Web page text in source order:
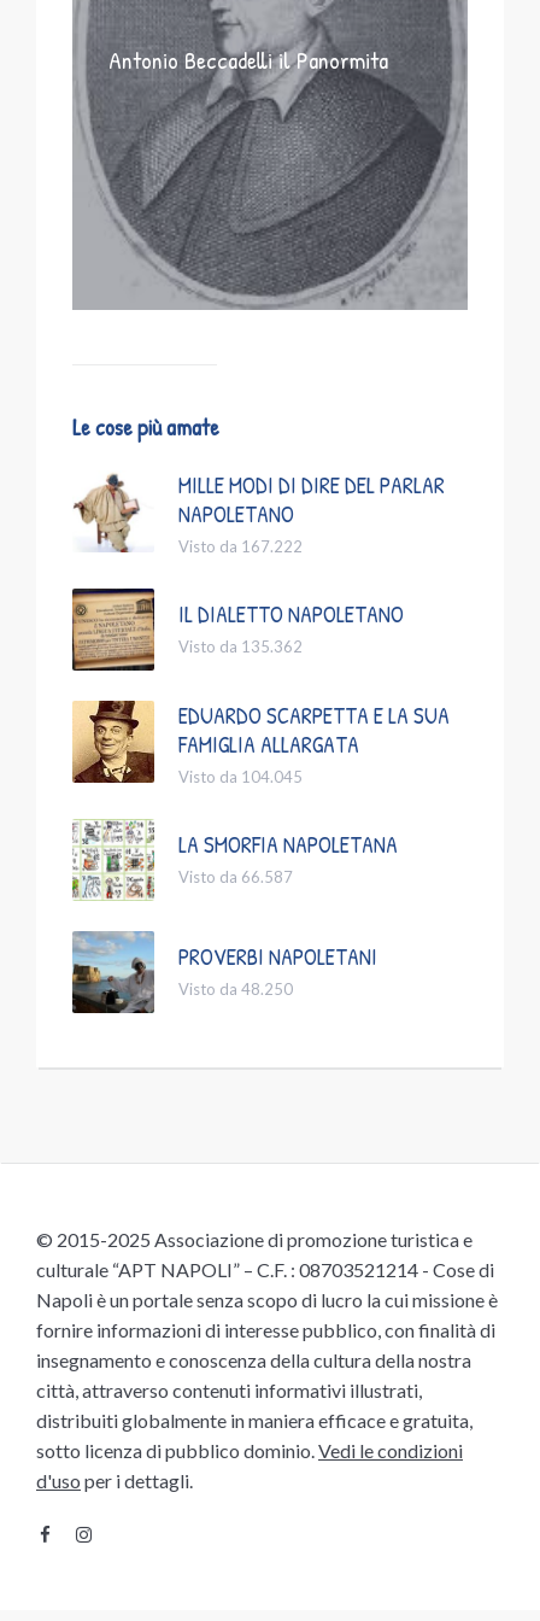
Antonio Beccadelli il Panormita
Le cose più amate
MILLE MODI DI DIRE DEL PARLAR
NAPOLETANO
Visto da 167.222
IL DIALETTO NAPOLETANO
Visto da 135.362
EDUARDO SCARPETTA E LA SUA
FAMIGLIA ALLARGATA
Visto da 104.045
LA SMORFIA NAPOLETANA
Visto da 66.587
PROVERBI NAPOLETANI
Visto da 48.250
© 2015-2025 Associazione di promozione turistica e
culturale “APT NAPOLI” – C.F. : 08703521214 - Cose di
Napoli è un portale senza scopo di lucro la cui missione è
fornire informazioni di interesse pubblico, con finalità di
insegnamento e conoscenza della cultura della nostra
città, attraverso contenuti informativi illustrati,
distribuiti globalmente in maniera efficace e gratuita,
sotto licenza di pubblico dominio.Vedi le condizioni
d'uso per i dettagli.